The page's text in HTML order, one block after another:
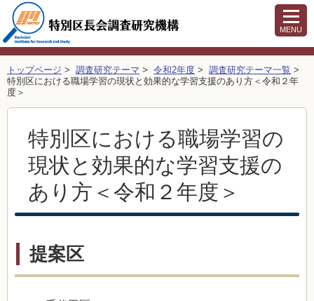
MENU
トップページ > 調査研究テーマ > 令和2年度 > 調査研究テーマ一覧 >
特別区における職場学習の現状と効果的な学習支援のあり方＜令和２年
度＞
特別区における職場学習の
現状と効果的な学習支援の
あり方＜令和２年度＞
提案区